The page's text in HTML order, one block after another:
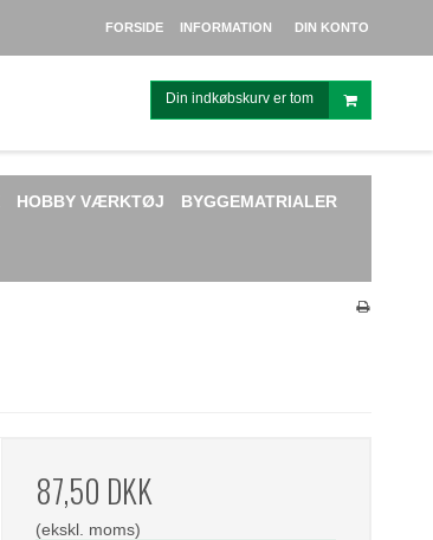
FORSIDE INFORMATION DIN KONTO
Din indkøbskurv er tom
HOBBY VÆRKTØJ BYGGEMATRIALER
87,50 DKK
(ekskl. moms)